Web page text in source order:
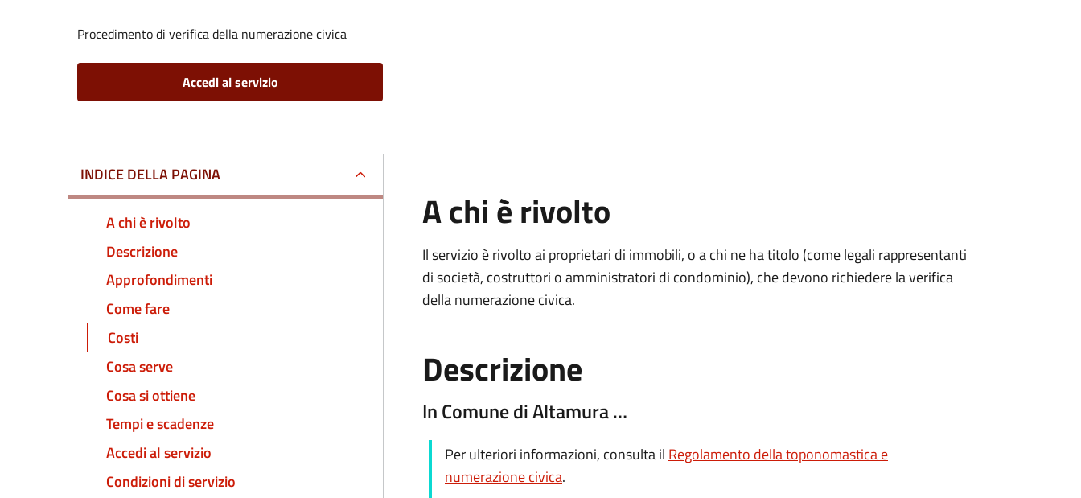
Procedimento di verifica della numerazione civica
Accedi al servizio
INDICE DELLA PAGINA
A chi è rivolto
Descrizione
Approfondimenti
Come fare
Costi
Cosa serve
Cosa si ottiene
Tempi e scadenze
Accedi al servizio
Condizioni di servizio
A chi è rivolto
Il servizio è rivolto ai proprietari di immobili, o a chi ne ha titolo (come legali rappresentanti
di società, costruttori o amministratori di condominio), che devono richiedere la verifica
della numerazione civica.
Descrizione
In Comune di Altamura …
Per ulteriori informazioni, consulta il Regolamento della toponomastica e
numerazione civica.